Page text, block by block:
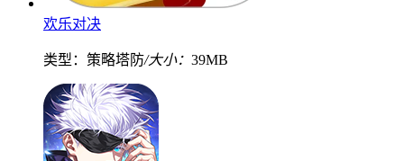
欢乐对决
类型：策略塔防/大小： 39MB